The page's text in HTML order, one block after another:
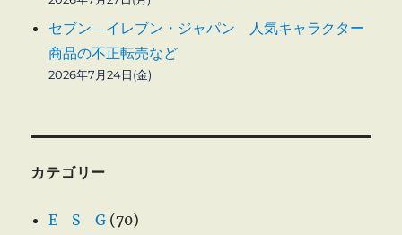
セブン―イレブン・ジャパン 人気キャラクター
商品の不正転売など
2026年7月24日(金)
カテゴリー
E S G (70)